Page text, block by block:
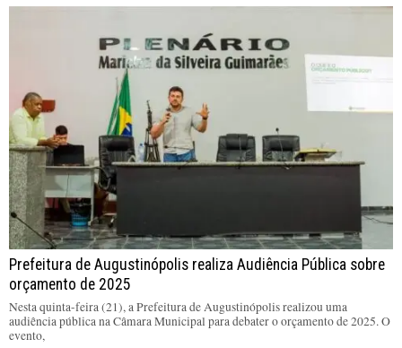
Prefeitura de Augustinópolis realiza Audiência Pública sobre
orçamento de 2025
Nesta quinta-feira (21), a Prefeitura de Augustinópolis realizou uma
audiência pública na Câmara Municipal para debater o orçamento de 2025. O
evento,